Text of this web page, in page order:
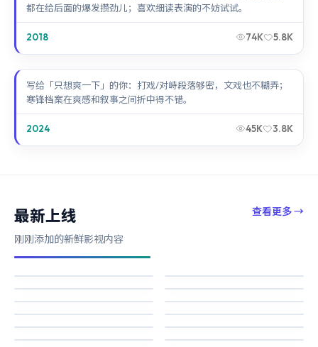
都在给后面的爆发攒劲儿；喜欢细读表演的不妨试试。
2018 74K 5.8K
寒锋档案
写给「只想爽一下」的你：打戏/对峙段落够密，文戏也不糊弄；
寒锋档案在爽感和叙事之间折中得不错。
2024 45K 3.8K
最新上线
刚刚添加的新鲜影视内容
查看更多→
寒锋档案
45K
危城回响 深海追缉
星河回响 天际回响
终局追缉 迷城边界